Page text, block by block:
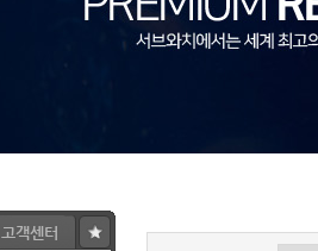
[이벤트]연말 선물증정! 사은품 이벤트 !
고객센터